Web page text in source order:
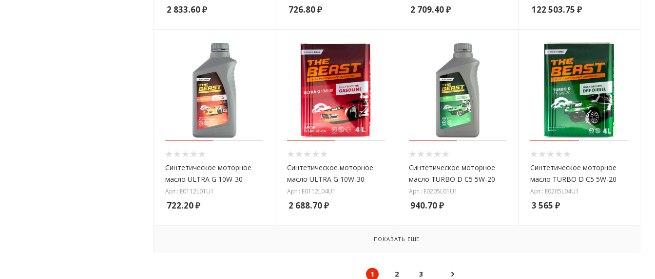
2 833.60₽ 726.80₽ 2 709.40₽ 122 503.75 ₽
Синтетическое моторное
масло ULTRA G 10W-30
Арт.: E0112L01U1
722.20₽
Синтетическое моторное
масло ULTRA G 10W-30
Арт.: E0112L04U1
2 688.70₽
Синтетическое моторное
масло TURBO D C5 5W-20
Арт.: E0205L01U1
940.70₽
Синтетическое моторное
масло TURBO D C5 5W-20
Арт.: E0205L04U1
3 565 ₽
ПОКАЗАТЬ ЕЩЕ
1 2 3